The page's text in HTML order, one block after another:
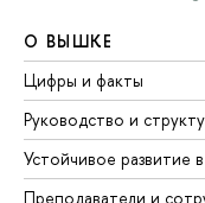
О ВЫШКЕ
Цифры и факты
Руководство и
Устойчивое
Преподаватели и